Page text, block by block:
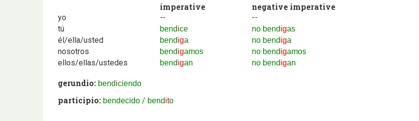
imperative negative imperative
yo --
--
tú
bendice no bendigas
él/ella/usted bendiga no bendiga
nosotros bendigamos no bendigamos
ellos/ellas/ustedes bendigan no bendigan
gerundio: bendiciendo
participio: bendecido / bendito